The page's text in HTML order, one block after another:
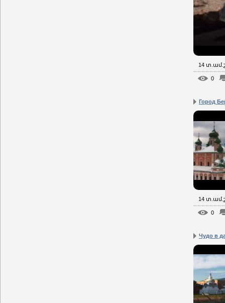
14
0
Город
14
0
Чудо в